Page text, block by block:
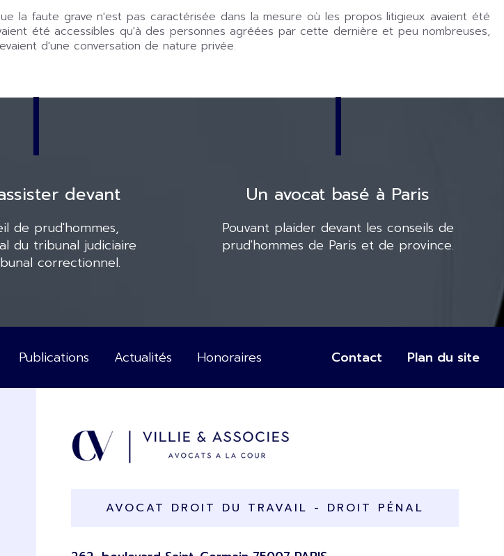
la faute grave n'est pas caractérisée dans la mesure où les propos litigieux avaient été
été accessibles qu'à des personnes agréées par cette dernière et peu nombreuses,
d'une conversation de nature privée.
devant
de prud'hommes,
du tribunal judiciaire
correctionnel.
Un avocat basé à Paris
Pouvant plaider devant les conseils de
prud'hommes de Paris et de province.
Publications Actualités Honoraires Contact Plan du site
AVOCAT DROIT DU TRAVAIL - DROIT PÉNAL